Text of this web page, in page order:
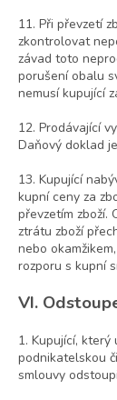
11. Při převzetí
zkontrolovat
závad toto
porušení obalu
nemusí kupující
12. Prodávající
Daňový doklad
13. Kupující
kupní ceny za
převzetím zboží.
ztrátu zboží
nebo
rozporu s kupní
VI.
1. Kupující, který
podnikatelskou
smlouvy